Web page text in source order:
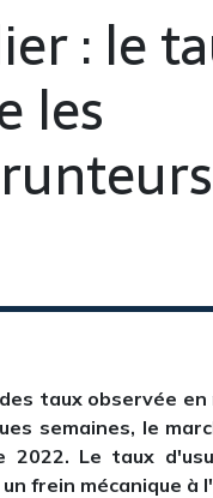
: le
les
taux observée
semaines, le
2022. Le taux
frein mécanique à